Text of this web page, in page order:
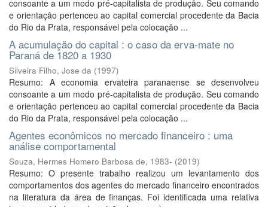
consoante a um modo pré-capitalista de produção. Seu comando
e orientação pertenceu ao capital comercial procedente da Bacia
do Rio da Prata, responsável pela colocação ...
A acumulação do capital : o caso da erva-mate no
Paraná de 1820 a 1930
Silveira Filho, Jose da (1997)
Resumo: A economia ervateira paranaense se desenvolveu
consoante a um modo pré-capitalista de produção. Seu comando
e orientação pertenceu ao capital comercial procedente da Bacia
do Rio da Prata, responsável pela colocação ...
Agentes econômicos no mercado financeiro : uma
análise comportamental
Souza, Hermes Homero Barbosa de, 1983- (2019)
Resumo: O presente trabalho realizou um levantamento dos
comportamentos dos agentes do mercado financeiro encontrados
na literatura da área de finanças. Foi identificada uma relativa